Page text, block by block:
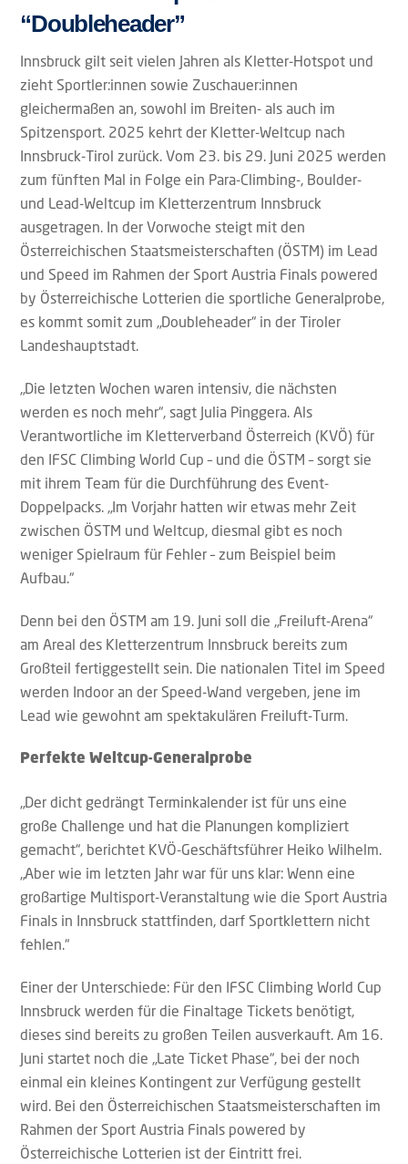
“Doubleheader”
Innsbruck gilt seit vielen Jahren als Kletter-Hotspot und
zieht Sportler:innen sowie Zuschauer:innen
gleichermaßen an, sowohl im Breiten- als auch im
Spitzensport. 2025 kehrt der Kletter-Weltcup nach
Innsbruck-Tirol zurück. Vom 23. bis 29. Juni 2025 werden
zum fünften Mal in Folge ein Para-Climbing-, Boulder-
und Lead-Weltcup im Kletterzentrum Innsbruck
ausgetragen. In der Vorwoche steigt mit den
Österreichischen Staatsmeisterschaften (ÖSTM) im Lead
und Speed im Rahmen der Sport Austria Finals powered
by Österreichische Lotterien die sportliche Generalprobe,
es kommt somit zum „Doubleheader“ in der Tiroler
Landeshauptstadt.
„Die letzten Wochen waren intensiv, die nächsten
werden es noch mehr“, sagt Julia Pinggera. Als
Verantwortliche im Kletterverband Österreich (KVÖ) für
den IFSC Climbing World Cup – und die ÖSTM – sorgt sie
mit ihrem Team für die Durchführung des Event-
Doppelpacks. „Im Vorjahr hatten wir etwas mehr Zeit
zwischen ÖSTM und Weltcup, diesmal gibt es noch
weniger Spielraum für Fehler – zum Beispiel beim
Aufbau.“
Denn bei den ÖSTM am 19. Juni soll die „Freiluft-Arena“
am Areal des Kletterzentrum Innsbruck bereits zum
Großteil fertiggestellt sein. Die nationalen Titel im Speed
werden Indoor an der Speed-Wand vergeben, jene im
Lead wie gewohnt am spektakulären Freiluft-Turm.
Perfekte Weltcup-Generalprobe
„Der dicht gedrängt Terminkalender ist für uns eine
große Challenge und hat die Planungen kompliziert
gemacht“, berichtet KVÖ-Geschäftsführer Heiko Wilhelm.
„Aber wie im letzten Jahr war für uns klar: Wenn eine
großartige Multisport-Veranstaltung wie die Sport Austria
Finals in Innsbruck stattfinden, darf Sportklettern nicht
fehlen.“
Einer der Unterschiede: Für den IFSC Climbing World Cup
Innsbruck werden für die Finaltage Tickets benötigt,
dieses sind bereits zu großen Teilen ausverkauft. Am 16.
Juni startet noch die „Late Ticket Phase“, bei der noch
einmal ein kleines Kontingent zur Verfügung gestellt
wird. Bei den Österreichischen Staatsmeisterschaften im
Rahmen der Sport Austria Finals powered by
Österreichische Lotterien ist der Eintritt frei.